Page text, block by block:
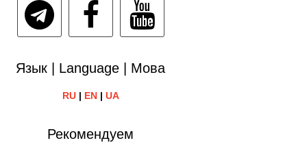
Язык | Language | Мова
RU| EN| UA
Рекомендуем